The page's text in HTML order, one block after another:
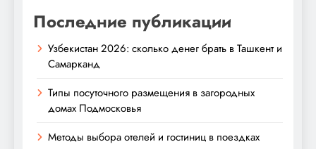
Последние публикации
Узбекистан 2026: сколько денег брать в Ташкент и
Самарканд
Типы посуточного размещения в загородных
домах Подмосковья
Методы выбора отелей и гостиниц в поездках